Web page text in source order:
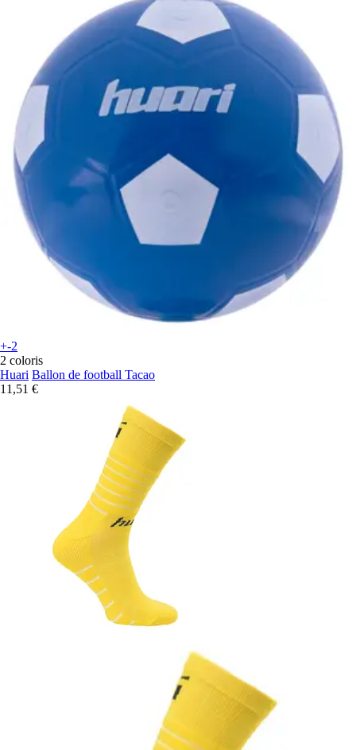
+-2
2 coloris
Huari Ballon de football Tacao
11,51 €